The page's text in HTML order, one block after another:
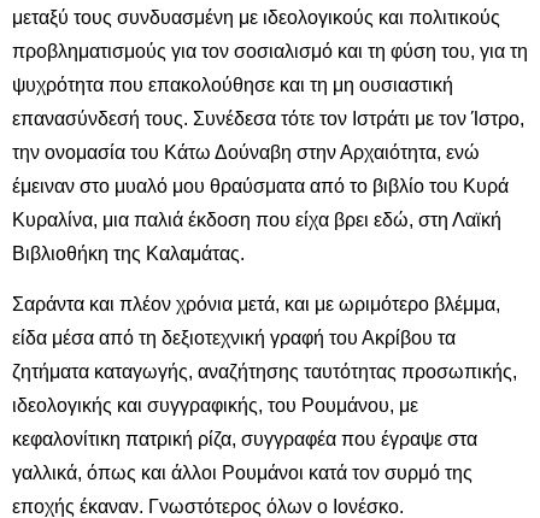
μεταξύ τους συνδυασμένη με ιδεολογικούς και πολιτικούς
προβληματισμούς για τον σοσιαλισμό και τη φύση του, για τη
ψυχρότητα που επακολούθησε και τη μη ουσιαστική
επανασύνδεσή τους. Συνέδεσα τότε τον Ιστράτι με τον Ίστρο,
την ονομασία του Κάτω Δούναβη στην Αρχαιότητα, ενώ
έμειναν στο μυαλό μου θραύσματα από το βιβλίο του Κυρά
Κυραλίνα, μια παλιά έκδοση που είχα βρει εδώ, στη Λαϊκή
Βιβλιοθήκη της Καλαμάτας.
Σαράντα και πλέον χρόνια μετά, και με ωριμότερο βλέμμα,
είδα μέσα από τη δεξιοτεχνική γραφή του Ακρίβου τα
ζητήματα καταγωγής, αναζήτησης ταυτότητας προσωπικής,
ιδεολογικής και συγγραφικής, του Ρουμάνου, με
κεφαλονίτικη πατρική ρίζα, συγγραφέα που έγραψε στα
γαλλικά, όπως και άλλοι Ρουμάνοι κατά τον συρμό της
εποχής έκαναν. Γνωστότερος όλων ο Ιονέσκο.